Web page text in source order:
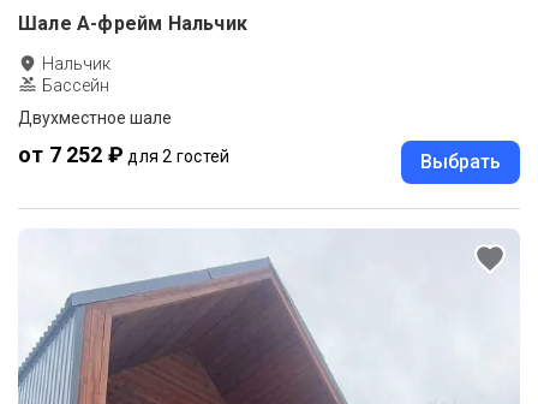
Шале А-фрейм Нальчик
Нальчик
Бассейн
Двухместное шале
от 7 252 ₽ для 2 гостей Выбрать